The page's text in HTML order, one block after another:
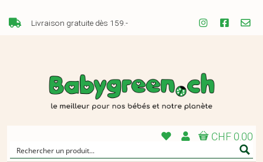
Livraison gratuite dès 159.-
CHF 0.00